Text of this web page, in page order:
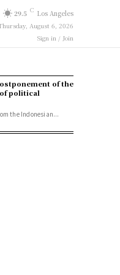
29.5 C Los Angeles
August 6, 2026
Sign in / Join
of the
political
the Indonesian...